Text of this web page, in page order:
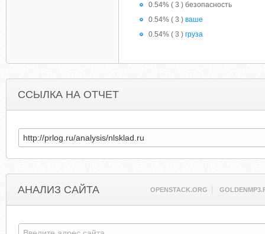
0.54% ( 3 ) безопасность
0.54% ( 3 ) ваше
0.54% ( 3 ) груза
ССЫЛКА НА ОТЧЕТ
АНАЛИЗ САЙТА OPENSTACK.ORG